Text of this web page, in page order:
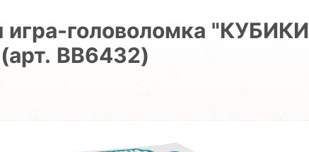
игра-головоломка
ВВ6432)